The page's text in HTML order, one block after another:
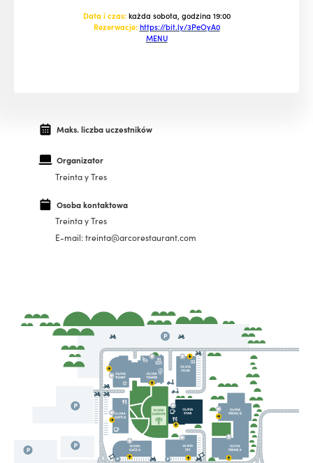
Data i czas: każda sobota, godzina 19:00
Rezerwacje: https://bit.ly/3PeOyA0
MENU
Maks. liczba uczestników
Organizator
Treinta y Tres
Osoba kontaktowa
Treinta y Tres
E-mail: treinta@arcorestaurant.com